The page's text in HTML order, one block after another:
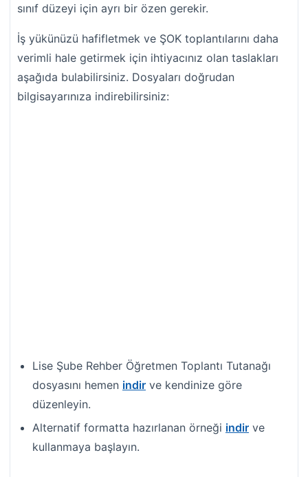
sınıf düzeyi için ayrı bir özen gerekir.
İş yükünüzü hafifletmek ve ŞOK toplantılarını daha
verimli hale getirmek için ihtiyacınız olan taslakları
aşağıda bulabilirsiniz. Dosyaları doğrudan
bilgisayarınıza indirebilirsiniz:
Lise Şube Rehber Öğretmen Toplantı Tutanağı
dosyasını hemen indir ve kendinize göre
düzenleyin.
Alternatif formatta hazırlanan örneği indir ve
kullanmaya başlayın.